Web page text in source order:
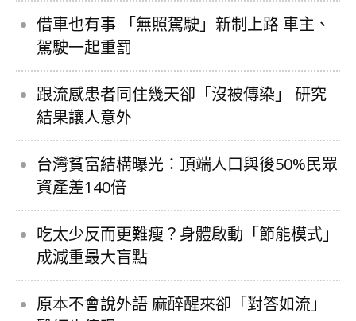
借車也有事 「無照駕駛」新制上路 車主、
駕駛一起重罰
跟流感患者同住幾天卻「沒被傳染」 研究
結果讓人意外
台灣貧富結構曝光：頂端人口與後50%民眾
資產差140倍
吃太少反而更難瘦？身體啟動「節能模式」
成減重最大盲點
原本不會說外語 麻醉醒來卻「對答如流」